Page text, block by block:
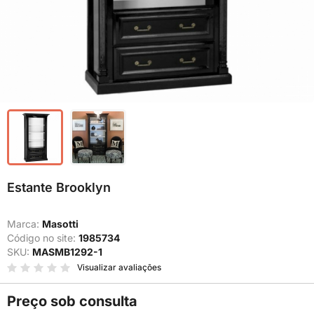
Estante Brooklyn
Marca: Masotti
Código no site: 1985734
SKU: MASMB1292-1
Visualizar avaliações
Preço sob consulta